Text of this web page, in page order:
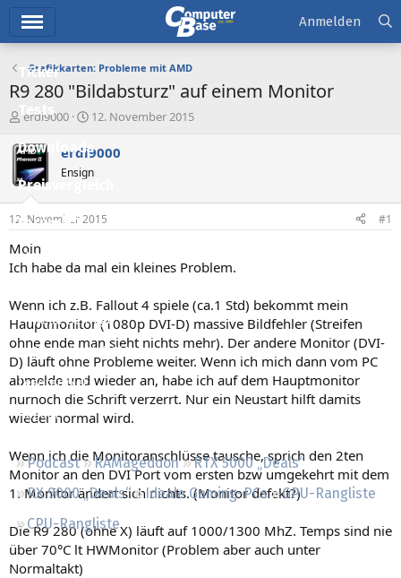
Ticker
Tests
Downloads
Preisvergleich
Forum
Aktuelles
Neue Beiträge
Neueste Aktivitäten
Leserartikel
Regeln
Podcast RAMageddon
RTX 5000 „Deals“
RX 9000 „Deals“
Ideale Gaming-PCs
GPU-Rangliste
CPU-Rangliste
Anmelden
Grafikkarten: Probleme mit AMD
R9 280 "Bildabsturz" auf einem Monitor
E
s
t
e
e
r
erdi9000
E
s
e
l
t
12. November 2015
erdi9000
Ensign
12. November 2015 #1
Moin
Ich habe da mal ein kleines Problem.
Wenn ich z.B. Fallout 4 spiele (ca.1 Std) bekommt mein
Hauptmonitor (1080p DVI-D) massive Bildfehler (Streifen
ohne ende man sieht nichts mehr). Der andere Monitor (DVI-
D) läuft ohne Probleme weiter. Wenn ich mich dann vom PC
abmelde und wieder an, habe ich auf dem Hauptmonitor
nurnoch die Schrift verzerrt. Nur ein Neustart hilft damits
wieder normal wird.
Wenn ich die Monitoranschlüsse tausche, sprich den 2ten
Monitor an den DVI Port vom ersten bzw umgekehrt mit dem
1. Monitor ändert sich nichts. (Monitor defekt?)
Die R9 280 (ohne X) läuft auf 1000/1300 MhZ. Temps sind nie
über 70°C lt HWMonitor (Problem aber auch unter
Normaltakt)